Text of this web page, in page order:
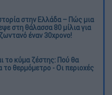
στην Ελλάδα – Πώς μια
στη θάλασσα 80 μίλια για
έναν 30χρονο!
το κύμα ζέστης: Πού θα
το θερμόμετρο - Οι περιοχές